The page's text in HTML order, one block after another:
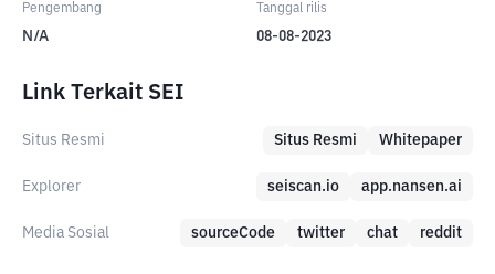
Pengembang
N/A
Tanggal rilis
08-08-2023
Link Terkait SEI
Situs Resmi Situs Resmi Whitepaper
Explorer seiscan.io app.nansen.ai
Media Sosial sourceCode twitter chat reddit